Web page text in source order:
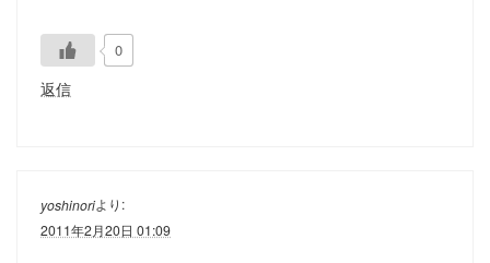
0
返信
yoshinoriより:
2011年2月20日 01:09